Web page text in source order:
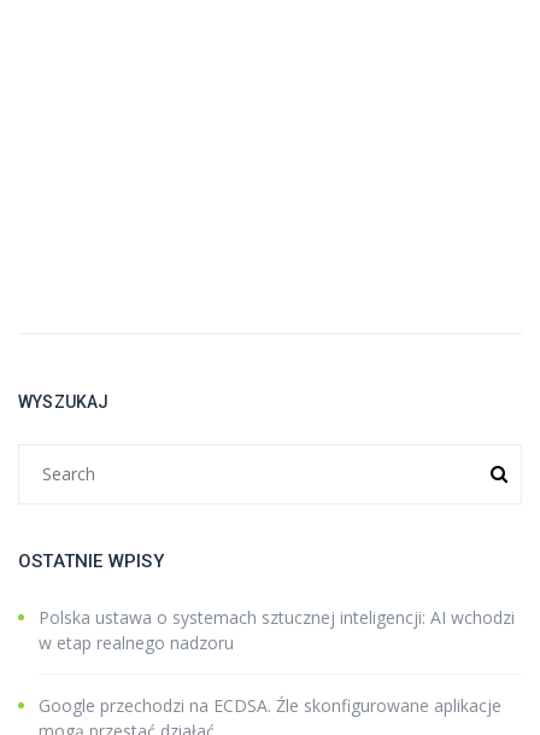
WYSZUKAJ
OSTATNIE WPISY
Polska ustawa o systemach sztucznej inteligencji: AI wchodzi
w etap realnego nadzoru
Google przechodzi na ECDSA. Źle skonfigurowane aplikacje
mogą przestać działać.